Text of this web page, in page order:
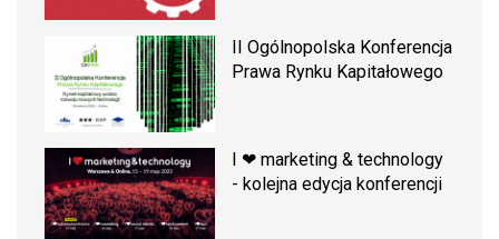
II Ogólnopolska Konferencja
Prawa Rynku Kapitałowego
I ❤ marketing & technology
- kolejna edycja konferencji